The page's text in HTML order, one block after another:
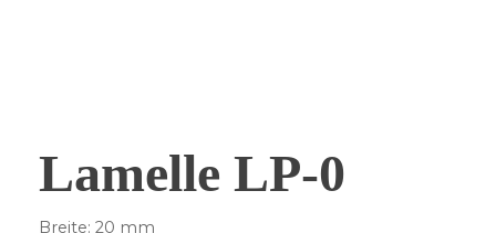
Lamelle LP-0
Breite: 20 mm